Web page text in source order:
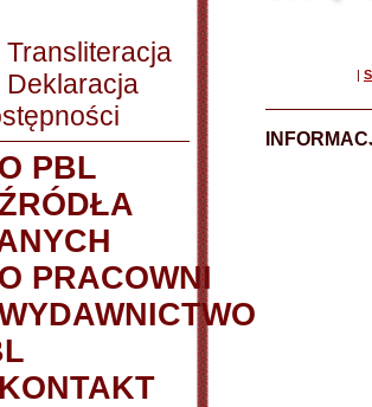
Transliteracja
Deklaracja
O PBL
O PRACOWNI
KONTAKT
|